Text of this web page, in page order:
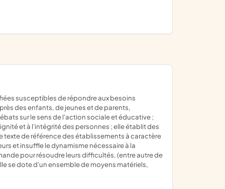
des enfants, de jeunes et de parents,
sur le sens de l'action sociale et éducative ;
et à l'intégrité des personnes ; elle établit des
texte de référence des établissements à caractère
et insuffle le dynamisme nécessaire à la
pour résoudre leurs difficultés, (entre autre de
se dote d'un ensemble de moyens matériels,